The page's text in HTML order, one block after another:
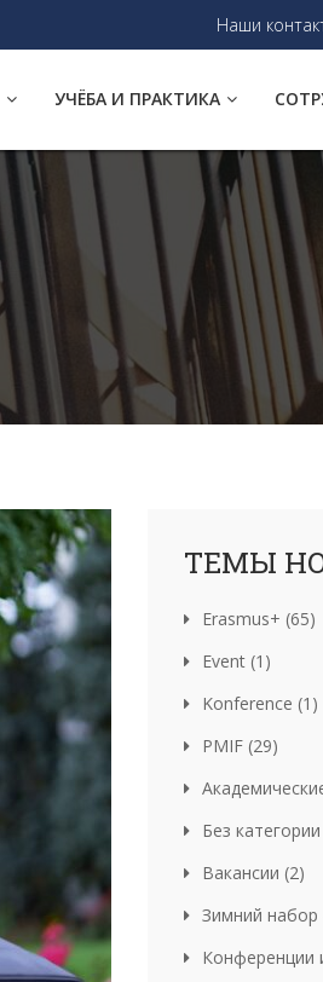
Наши
УЧЁБА И ПРАКТИКА
ТЕМЫ
Erasmus+ (65)
Event (1)
Konference (1)
PMIF (29)
Без
Вакансии (2)
Зимний набор
Конференции